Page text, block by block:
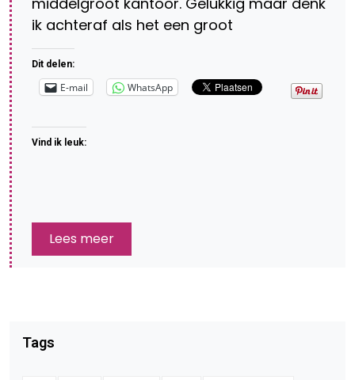
ik achteraf als het een groot
Dit delen:
E-mail WhatsApp
Vind ik leuk:
Lees meer
Tags